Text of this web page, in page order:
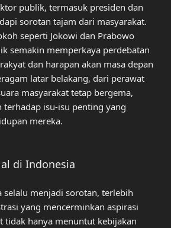
publik, termasuk presiden dan
sorotan tajam dari masyarakat.
seperti Jokowi dan Prabowo
semakin memperkaya perdebatan
dan harapan akan masa depan
latar belakang, dari perawat
masyarakat tetap bergema,
isu-isu penting yang
mereka.
di Indonesia
selalu menjadi sorotan, terlebih
yang mencerminkan aspirasi
tidak hanya menuntut kebijakan